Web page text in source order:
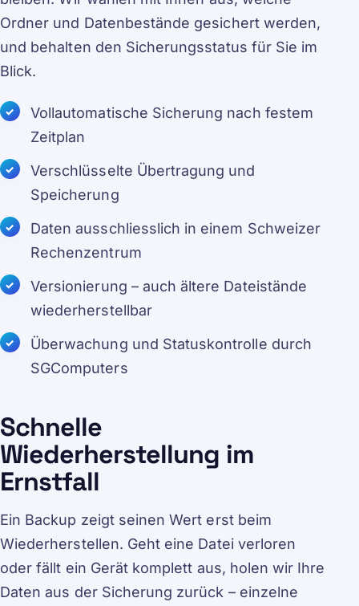
Ordner und Datenbestände gesichert werden,
und behalten den Sicherungsstatus für Sie im
Blick.
Vollautomatische Sicherung nach festem
Zeitplan
Verschlüsselte Übertragung und
Speicherung
Daten ausschliesslich in einem Schweizer
Rechenzentrum
Versionierung – auch ältere Dateistände
wiederherstellbar
Überwachung und Statuskontrolle durch
SGComputers
Schnelle
Wiederherstellung im
Ernstfall
Ein Backup zeigt seinen Wert erst beim
Wiederherstellen. Geht eine Datei verloren
oder fällt ein Gerät komplett aus, holen wir Ihre
Daten aus der Sicherung zurück – einzelne